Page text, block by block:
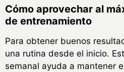
Cómo aprovechar al
de entrenamiento
Para obtener buenos
una rutina desde el inicio.
semanal ayuda a mantener